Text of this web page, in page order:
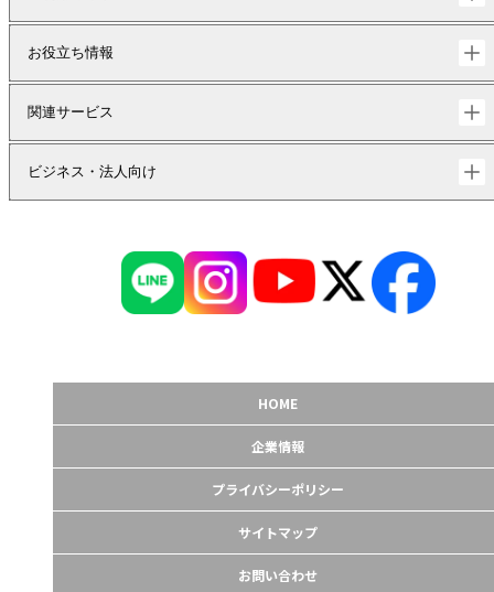
お役立ち情報
関連サービス
ビジネス・法人向け
HOME
企業情報
プライバシーポリシー
サイトマップ
お問い合わせ